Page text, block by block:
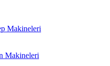
Makineleri
Makineleri